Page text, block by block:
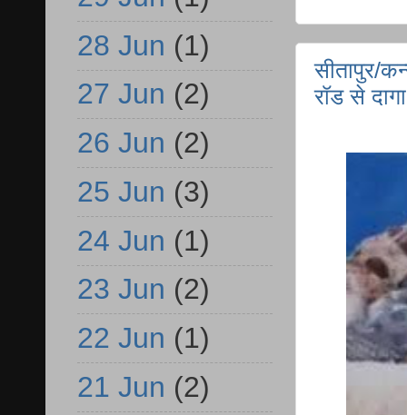
सीतापुर/
रॉड से
28 Jun (1)
27 Jun (2)
26 Jun (2)
25 Jun (3)
24 Jun (1)
23 Jun (2)
22 Jun (1)
21 Jun (2)